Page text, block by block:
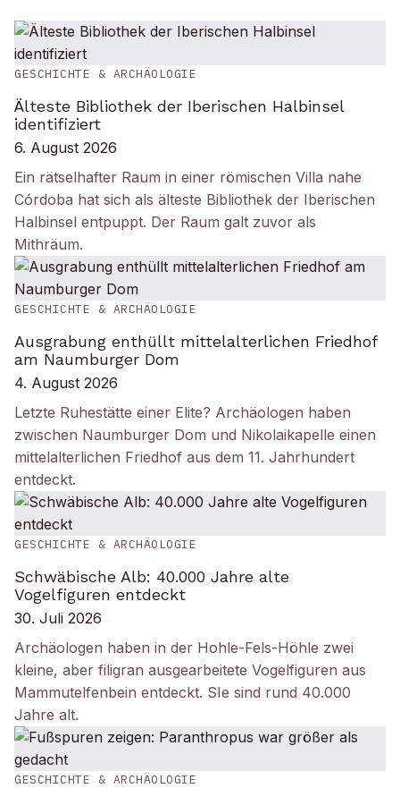
GESCHICHTE & ARCHÄOLOGIE
Älteste Bibliothek der Iberischen Halbinsel
identifiziert
6. August 2026
Ein rätselhafter Raum in einer römischen Villa nahe
Córdoba hat sich als älteste Bibliothek der Iberischen
Halbinsel entpuppt. Der Raum galt zuvor als
Mithräum.
GESCHICHTE & ARCHÄOLOGIE
Ausgrabung enthüllt mittelalterlichen Friedhof
am Naumburger Dom
4. August 2026
Letzte Ruhestätte einer Elite? Archäologen haben
zwischen Naumburger Dom und Nikolaikapelle einen
mittelalterlichen Friedhof aus dem 11. Jahrhundert
entdeckt.
GESCHICHTE & ARCHÄOLOGIE
Schwäbische Alb: 40.000 Jahre alte
Vogelfiguren entdeckt
30. Juli 2026
Archäologen haben in der Hohle-Fels-Höhle zwei
kleine, aber filigran ausgearbeitete Vogelfiguren aus
Mammutelfenbein entdeckt. SIe sind rund 40.000
Jahre alt.
GESCHICHTE & ARCHÄOLOGIE